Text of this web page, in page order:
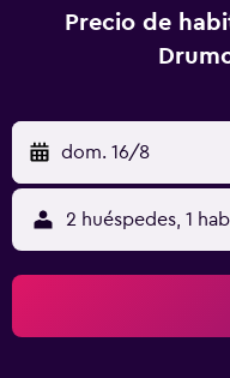
Precio de
dom. 16/8
2 huéspedes, 1